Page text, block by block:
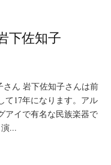
下佐知子
ん 岩下佐知子さんは前
て17年になります。アル
アイで有名な民族楽器で
...